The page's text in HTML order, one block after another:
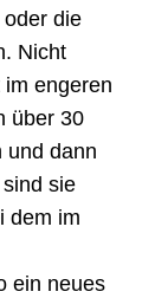
oder die
Nicht
engeren
über 30
und dann
sie
dem im
ein neues